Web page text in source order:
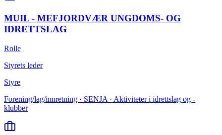
MUIL - MEFJORDVÆR UNGDOMS- OG
IDRETTSLAG
Rolle
Styrets leder
Styre
Forening/lag/innretning · SENJA · Aktiviteter i idrettslag og -
klubber